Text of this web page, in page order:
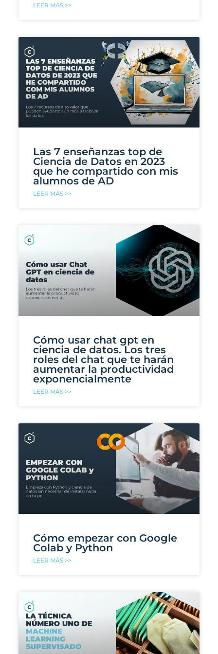
LEER MÁS >>
Las 7 enseñanzas top de
Ciencia de Datos en 2023
que he compartido con mis
alumnos de AD
LEER MÁS >>
Cómo usar chat gpt en
ciencia de datos. Los tres
roles del chat que te harán
aumentar la productividad
exponencialmente
LEER MÁS >>
Cómo empezar con Google
Colab y Python
LEER MÁS >>